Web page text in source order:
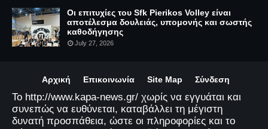
Οι επιτυχίες του Sfk Pierikos Volley είναι
αποτέλεσμα δουλειάς, υπομονής και σωστής
καθοδήγησης
July 27, 2026
Αρχική Επικοινωνία Site Map Σύνδεση
Το http://www.kapa-news.gr/ χωρίς να εγγυάται και
συνεπώς να ευθύνεται, καταβάλλει τη μέγιστη
δυνατή προσπάθεια, ώστε οι πληροφορίες και το